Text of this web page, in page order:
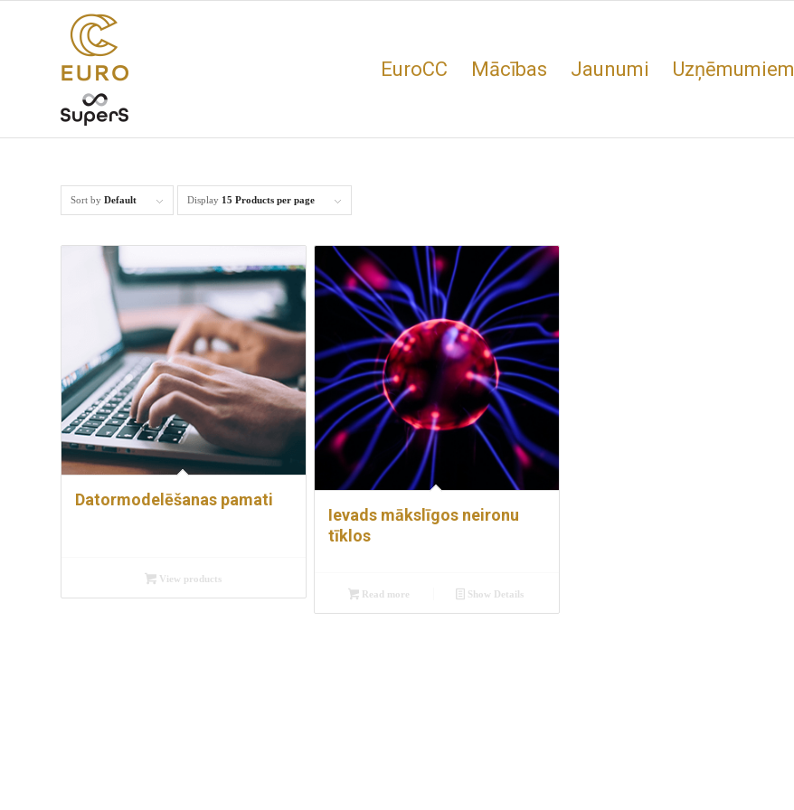
EuroCC Mācības Jaunumi Uzņēmumiem
Sort by Default Display 15 Products per page
Datormodelēšanas pamati
View products
Ievads mākslīgos neironu
tīklos
Read more Show Details